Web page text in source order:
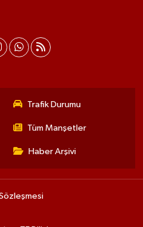
Trafik Durumu
Tüm Manşetler
Haber Arşivi